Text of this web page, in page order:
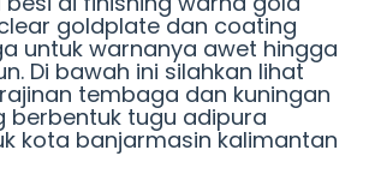
goldplate dan coating
untuk warnanya awet hingga
Di bawah ini silahkan lihat
tembaga dan kuningan
berbentuk tugu adipura
kota banjarmasin kalimantan